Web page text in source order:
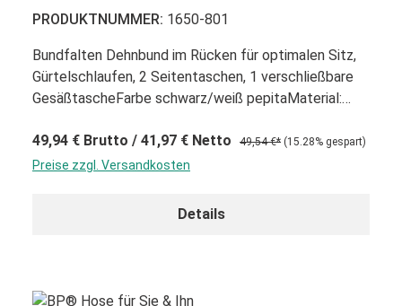
PRODUKTNUMMER: 1650-801
Bundfalten Dehnbund im Rücken für optimalen Sitz,
Gürtelschlaufen, 2 Seitentaschen, 1 verschließbare
GesäßtascheFarbe schwarz/weiß pepitaMaterial:
49,94 € Brutto / 41,97 € Netto 49,54 €* (15.28% gespart)
Preise zzgl. Versandkosten
Details